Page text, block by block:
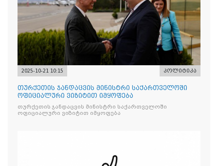
2025-10-21 10:15 პოლიტიკა
თურქეთის ჯანდაცვის მინისტრი საქართველოში
ოფიციალური ვიზიტით იმყოფება
თურქეთის ჯანდაცვის მინისტრი საქართველოში
ოფიციალური ვიზიტით იმყოფება